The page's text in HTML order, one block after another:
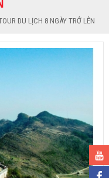
DU LỊCH 8 NGÀY TRỞ LÊN